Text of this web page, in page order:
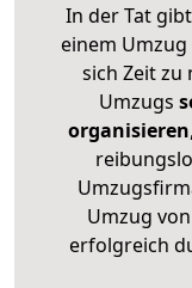
In der Tat
einem
sich Zeit zu
Umzugs
organisieren
Umzug
erfolgreich